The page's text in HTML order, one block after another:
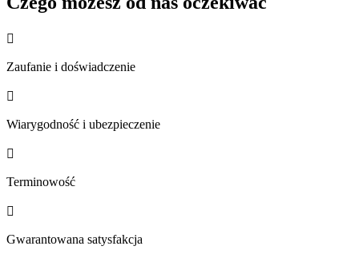

Zaufanie i doświadczenie

Wiarygodność i ubezpieczenie

Terminowość

Gwarantowana satysfakcja